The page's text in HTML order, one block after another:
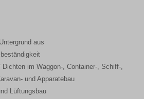
aus
im Waggon-, Container-, Schiff-,
und Apparatebau
Lüftungsbau